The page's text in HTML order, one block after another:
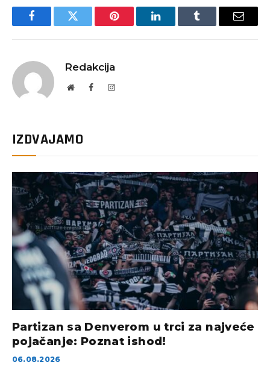
FacebookTwitter Pinterest LinkedInTumblr Email
Redakcija
WebsiteFacebookInstagram
IZDVAJAMO
Partizan sa Denverom u trci za najveće
pojačanje: Poznat ishod!
06.08.2026